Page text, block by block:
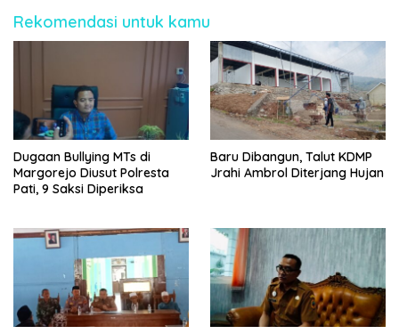
Rekomendasi untuk kamu
Dugaan Bullying MTs di
Margorejo Diusut Polresta
Pati, 9 Saksi Diperiksa
Baru Dibangun, Talut KDMP
Jrahi Ambrol Diterjang Hujan